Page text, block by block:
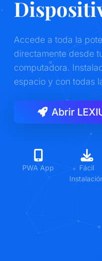
Accede a toda la
directamente desde
computadora.
espacio y con todas
Abrir
PWA App
Fácil